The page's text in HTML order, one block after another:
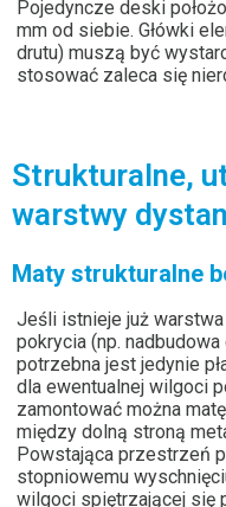
Pojedyncze deski
mm od siebie. Główki
drutu) muszą być
stosować zaleca się
Strukturalne,
warstwy
Maty strukturalne
Jeśli istnieje już
pokrycia (np.
potrzebna jest jedynie
dla ewentualnej wilgoci
zamontować można
między dolną stroną
Powstająca przestrzeń
stopniowemu
wilgoci spiętrzającej się